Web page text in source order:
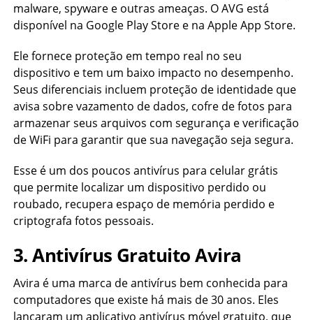
malware, spyware e outras ameaças. O AVG está
disponível na Google Play Store e na Apple App Store.
Ele fornece proteção em tempo real no seu
dispositivo e tem um baixo impacto no desempenho.
Seus diferenciais incluem proteção de identidade que
avisa sobre vazamento de dados, cofre de fotos para
armazenar seus arquivos com segurança e verificação
de WiFi para garantir que sua navegação seja segura.
Esse é um dos poucos antivírus para celular grátis
que permite localizar um dispositivo perdido ou
roubado, recupera espaço de memória perdido e
criptografa fotos pessoais.
3. Antivírus Gratuito Avira
Avira é uma marca de antivírus bem conhecida para
computadores que existe há mais de 30 anos. Eles
lançaram um aplicativo antivírus móvel gratuito, que